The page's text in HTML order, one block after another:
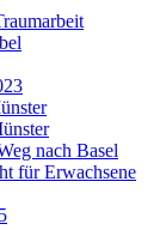
nach Basel
für Erwachsene